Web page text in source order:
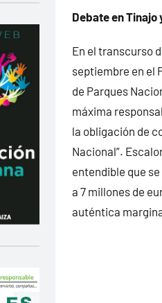
Debate en Tinajo
En el transcurso
septiembre en el
de Parques
máxima
la obligación de
Nacional”.
entendible que
a 7 millones de
auténtica